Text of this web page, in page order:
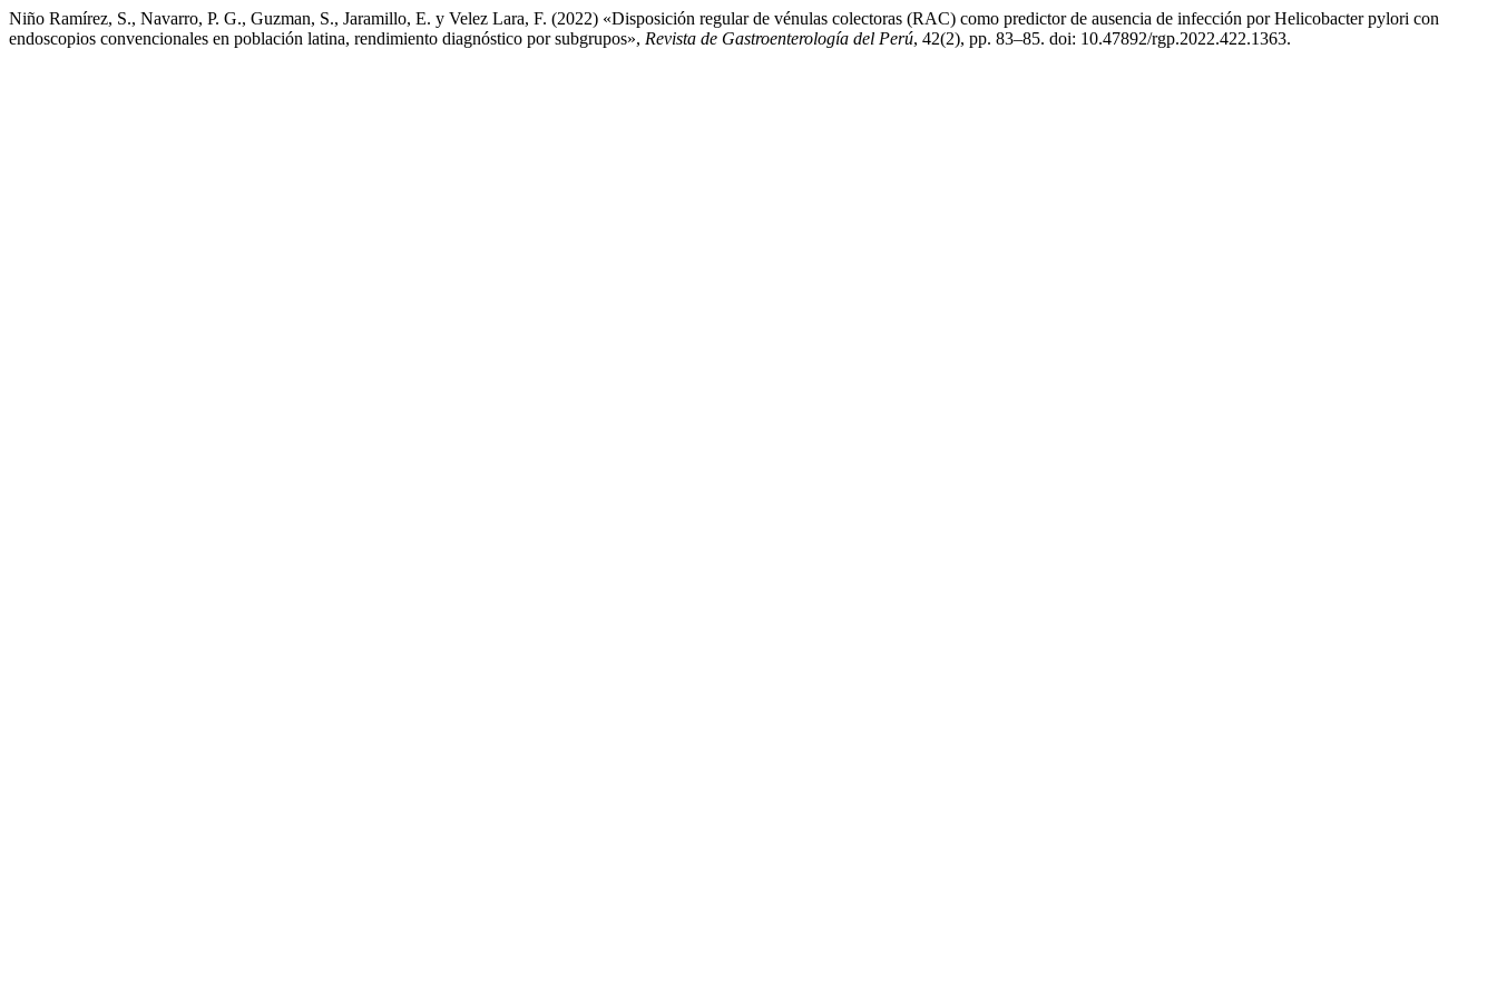
Niño Ramírez, S., Navarro, P. G., Guzman, S., Jaramillo, E. y Velez Lara, F. (2022) «Disposición regular de vénulas colectoras (RAC) como predictor de ausencia de infección por Helicobacter pylori con
endoscopios convencionales en población latina, rendimiento diagnóstico por subgrupos», Revista de Gastroenterología del Perú, 42(2), pp. 83–85. doi: 10.47892/rgp.2022.422.1363.